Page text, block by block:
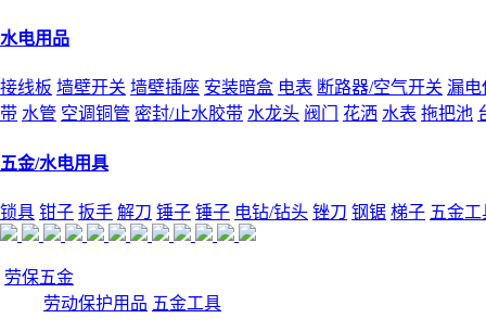
水电用品
接线板 墙壁开关 墙壁插座 安装暗盒 电表 断路器/空气开关 漏电
带 水管 空调铜管 密封/止水胶带 水龙头 阀门 花洒 水表 拖把池
五金/水电用具
锁具 钳子 扳手 解刀 锤子 锤子 电钻/钻头 锉刀 钢锯 梯子 五金
劳保五金
劳动保护用品 五金工具